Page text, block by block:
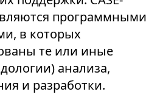
программными
в которых
те или иные
анализа,
и разработки.